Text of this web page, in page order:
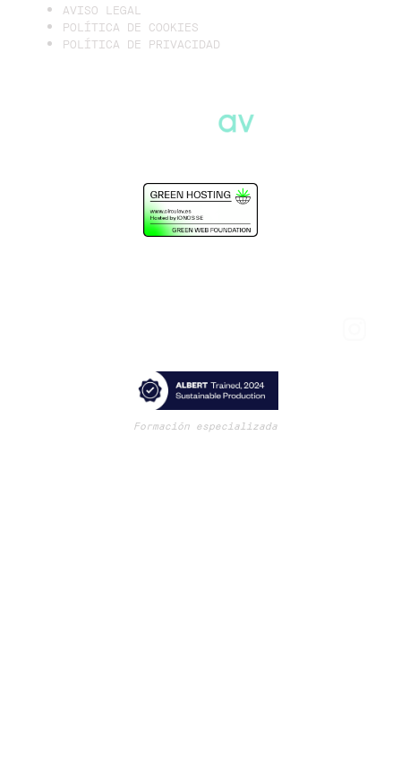
AVISO LEGAL
POLÍTICA DE COOKIES
POLÍTICA DE PRIVACIDAD
Formación especializada